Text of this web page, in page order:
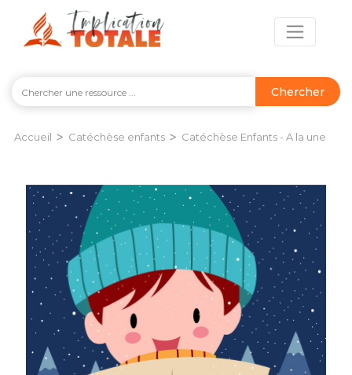
Chercher
Accueil > Catéchèse enfants > Catéchèse Enfants - A la une